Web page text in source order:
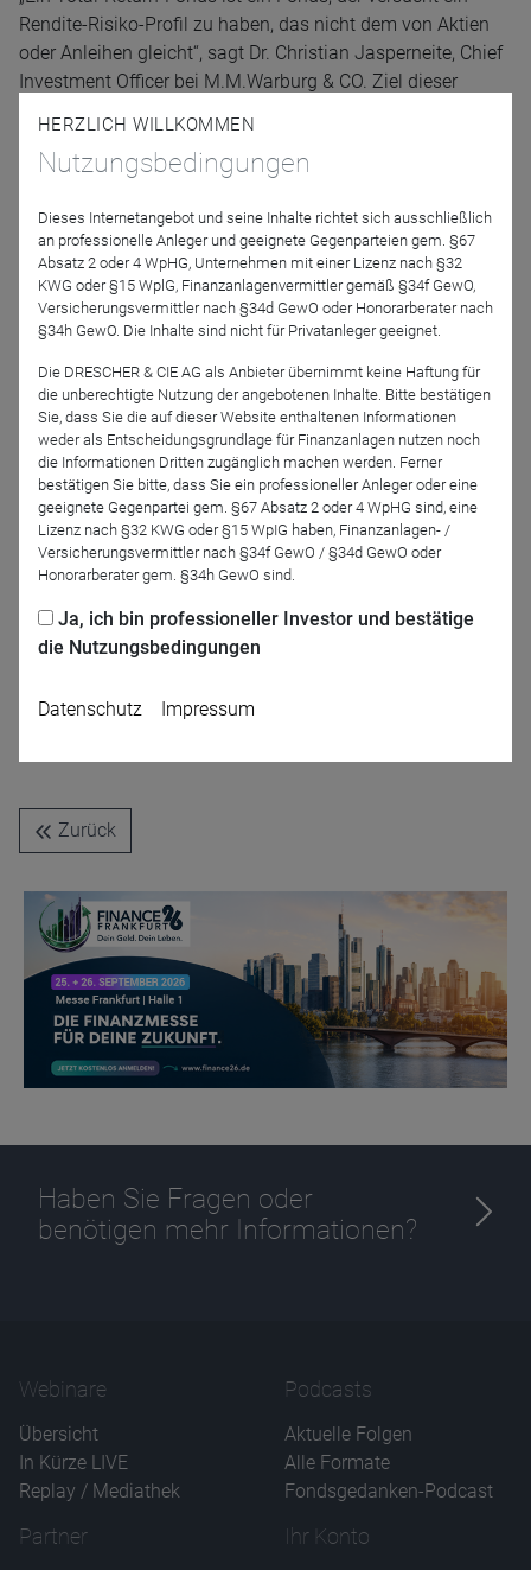
Rendite-Risiko-Profil zu haben, das nicht dem von Aktien
oder Anleihen gleicht“, sagt Dr. Christian Jasperneite, Chief
Investment Officer bei M.M.Warburg & CO. Ziel dieser
Marktsituation in einem festen Zeitraum eine positive
Rendite zu erzielen.
Und was bedeutet das für das Portfolio? Eine Beimischung
von Total-Return-Fonds wirkt sich in der Summe
diversifizierend aus und verringert so das Risiko von
Rückschlägen, so der Experte.
Welche Arten von Total-Return-Fonds es gibt und wie sie
eingesetzt werden können, erläutert Dr. Jasperneite im
Video.
Referenten
Dr. Christian
Zurück
Haben Sie Fragen oder
benötigen mehr Informationen?
Webinare
Übersicht
In Kürze LIVE
Replay / Mediathek
Podcasts
Aktuelle Folgen
Alle Formate
Fondsgedanken-Podcast
Partner Ihr Konto
HERZLICH WILLKOMMEN
Nutzungsbedingungen
Dieses Internetangebot und seine Inhalte richtet sich ausschließlich
an professionelle Anleger und geeignete Gegenparteien gem. §67
Absatz 2 oder 4 WpHG, Unternehmen mit einer Lizenz nach §32
KWG oder §15 WplG, Finanzanlagenvermittler gemäß §34f GewO,
Versicherungsvermittler nach §34d GewO oder Honorarberater nach
§34h GewO. Die Inhalte sind nicht für Privatanleger geeignet.
Die DRESCHER & CIE AG als Anbieter übernimmt keine Haftung für
die unberechtigte Nutzung der angebotenen Inhalte. Bitte bestätigen
Sie, dass Sie die auf dieser Website enthaltenen Informationen
weder als Entscheidungsgrundlage für Finanzanlagen nutzen noch
die Informationen Dritten zugänglich machen werden. Ferner
bestätigen Sie bitte, dass Sie ein professioneller Anleger oder eine
geeignete Gegenpartei gem. §67 Absatz 2 oder 4 WpHG sind, eine
Lizenz nach §32 KWG oder §15 WpIG haben, Finanzanlagen- /
Versicherungsvermittler nach §34f GewO / §34d GewO oder
Honorarberater gem. §34h GewO sind.
Ja, ich bin professioneller Investor und bestätige
die Nutzungsbedingungen
Datenschutz Impressum
Name
CPref
Anbieter D&C
Zweck
Ablauf
1 Jahr